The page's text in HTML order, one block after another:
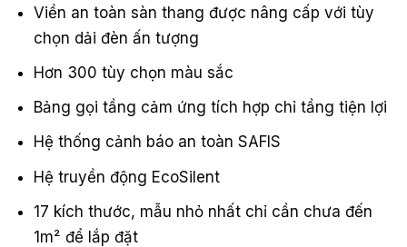
Viền an toàn sàn thang được nâng cấp với tùy
chọn dải đèn ấn tượng
Hơn 300 tùy chọn màu sắc
Bảng gọi tầng cảm ứng tích hợp chỉ tầng tiện lợi
Hệ thống cảnh báo an toàn SAFIS
Hệ truyền động EcoSilent
17 kích thước, mẫu nhỏ nhất chỉ cần chưa đến
1m² để lắp đặt